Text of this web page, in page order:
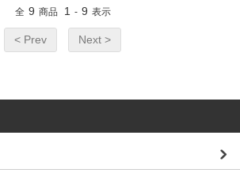
全 9 商品 1 - 9 表示
< Prev Next >